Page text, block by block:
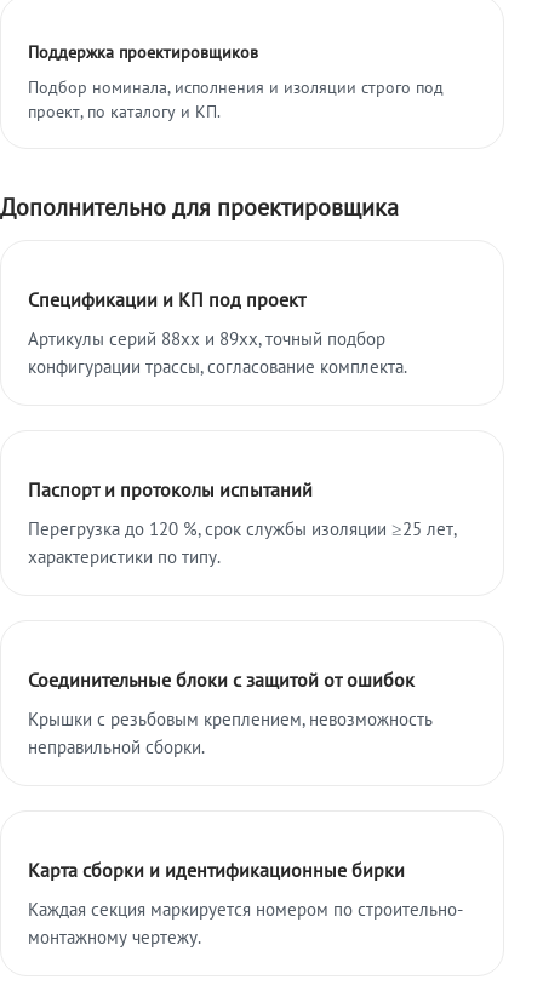
Поддержка проектировщиков
Подбор номинала, исполнения и изоляции строго под
проект, по каталогу и КП.
Дополнительно для проектировщика
Спецификации и КП под проект
Артикулы серий 88xx и 89xx, точный подбор
конфигурации трассы, согласование комплекта.
Паспорт и протоколы испытаний
Перегрузка до 120 %, срок службы изоляции ≥25 лет,
характеристики по типу.
Соединительные блоки с защитой от ошибок
Крышки с резьбовым креплением, невозможность
неправильной сборки.
Карта сборки и идентификационные бирки
Каждая секция маркируется номером по строительно-
монтажному чертежу.